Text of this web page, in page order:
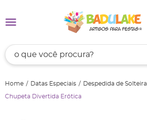
Home Datas Especiais Despedida de Solteira
Chupeta Divertida Erótica